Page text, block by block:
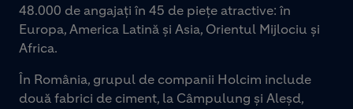
48.000 de angajați în 45 de piețe atractive: în
Europa, America Latină și Asia, Orientul Mijlociu și
Africa.
În România, grupul de companii Holcim include
două fabrici de ciment, la Câmpulung și Aleșd,